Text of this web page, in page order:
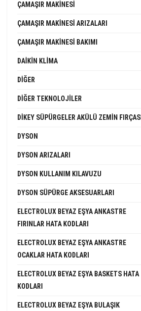
ÇAMAŞIR MAKINESI
ÇAMAŞIR MAKINESI ARIZALARI
ÇAMAŞIR MAKINESI BAKIMI
DAIKIN KLIMA
DIĞER
DIĞER TEKNOLOJILER
DIKEY SÜPÜRGELER AKÜLÜ ZEMIN FIRÇASI
DYSON
DYSON ARIZALARI
DYSON KULLANIM KILAVUZU
DYSON SÜPÜRGE AKSESUARLARI
ELECTROLUX BEYAZ EŞYA ANKASTRE
FIRINLAR HATA KODLARI
ELECTROLUX BEYAZ EŞYA ANKASTRE
OCAKLAR HATA KODLARI
ELECTROLUX BEYAZ EŞYA BASKETS HATA
KODLARI
ELECTROLUX BEYAZ EŞYA BULAŞIK